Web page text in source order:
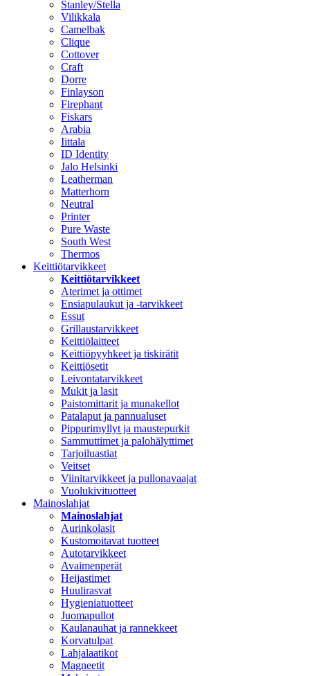
Stanley/Stella
Vilikkala
Camelbak
Clique
Cottover
Craft
Dorre
Finlayson
Firephant
Fiskars
Arabia
Iittala
ID Identity
Jalo Helsinki
Leatherman
Matterhorn
Neutral
Printer
Pure Waste
South West
Thermos
Keittiötarvikkeet
Keittiötarvikkeet
Aterimet ja ottimet
Ensiapulaukut ja -tarvikkeet
Essut
Grillaustarvikkeet
Keittiölaitteet
Keittiöpyyhkeet ja tiskirätit
Keittiösetit
Leivontatarvikkeet
Mukit ja lasit
Paistomittarit ja munakellot
Patalaput ja pannualuset
Pippurimyllyt ja maustepurkit
Sammuttimet ja palohälyttimet
Tarjoiluastiat
Veitset
Viinitarvikkeet ja pullonavaajat
Vuolukivituotteet
Mainoslahjat
Mainoslahjat
Aurinkolasit
Kustomoitavat tuotteet
Autotarvikkeet
Avaimenperät
Heijastimet
Huulirasvat
Hygieniatuotteet
Juomapullot
Kaulanauhat ja rannekkeet
Korvatulpat
Lahjalaatikot
Magneetit